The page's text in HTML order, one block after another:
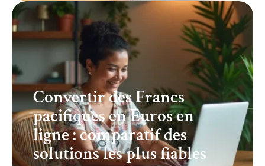
Convertir des Francs
pacifiques en Euros en
ligne : comparatif des
solutions les plus fiables